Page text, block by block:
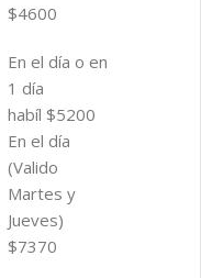
$4600
En el día o en
1 día
habíl $5200
En el día
(Valido
Martes y
Jueves)
$7370